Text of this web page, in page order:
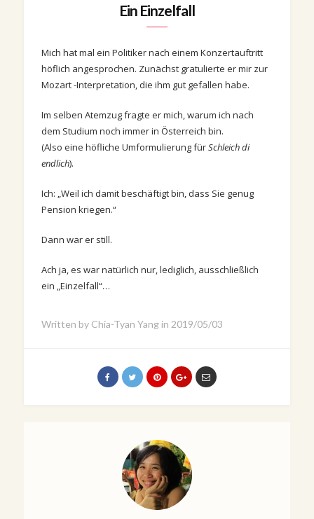
Ein Einzelfall
Mich hat mal ein Politiker nach einem Konzertauftritt
höflich angesprochen. Zunächst gratulierte er mir zur
Mozart -Interpretation, die ihm gut gefallen habe.
Im selben Atemzug fragte er mich, warum ich nach
dem Studium noch immer in Österreich bin.
(Also eine höfliche Umformulierung fürSchleich di
endlich).
Ich: „Weil ich damit beschäftigt bin, dass Sie genug
Pension kriegen.“
Dann war er still.
Ach ja, es war natürlich nur, lediglich, ausschließlich
ein „Einzelfall“…
Written by Chia-Tyan Yang in 2019/05/03